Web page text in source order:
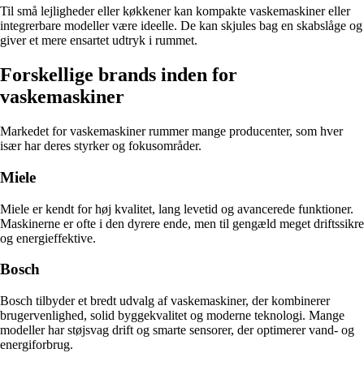
Til små lejligheder eller køkkener kan kompakte vaskemaskiner eller
integrerbare modeller være ideelle. De kan skjules bag en skabslåge og
giver et mere ensartet udtryk i rummet.
Forskellige brands inden for
vaskemaskiner
Markedet for vaskemaskiner rummer mange producenter, som hver
især har deres styrker og fokusområder.
Miele
Miele er kendt for høj kvalitet, lang levetid og avancerede funktioner.
Maskinerne er ofte i den dyrere ende, men til gengæld meget driftssikre
og energieffektive.
Bosch
Bosch tilbyder et bredt udvalg af vaskemaskiner, der kombinerer
brugervenlighed, solid byggekvalitet og moderne teknologi. Mange
modeller har støjsvag drift og smarte sensorer, der optimerer vand- og
energiforbrug.